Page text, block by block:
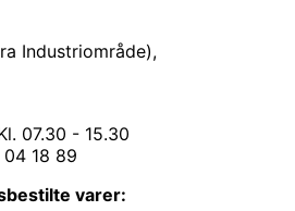
Industriområde),
07.30 - 15.30
18 89
varer: